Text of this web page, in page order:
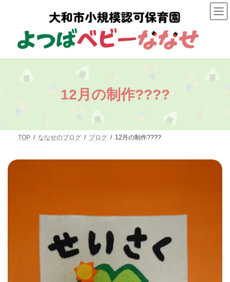
ス
ン
12月の制作????
TOP ななせのブログ ブログ 12月の制作????